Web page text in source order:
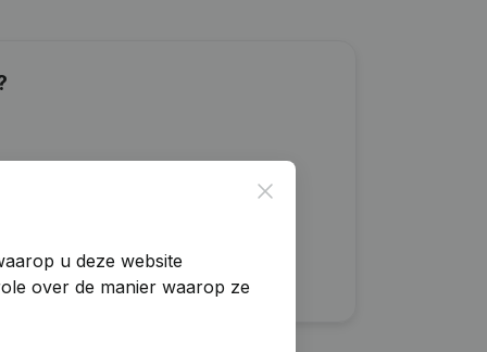
Close
u deze website
over de manier waarop ze